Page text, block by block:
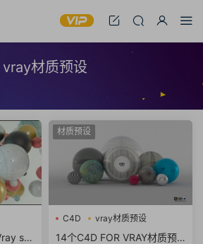
vray材质预设
stu
材质预设
C4D vray材质预设
14个C4D FOR VRAY材质预